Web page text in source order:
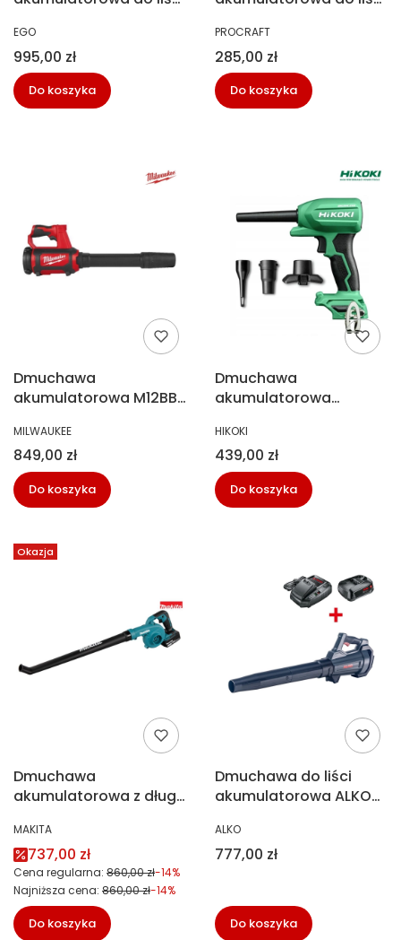
PRODUCENT
EGO
Cena
995,00 zł
Do koszyka
PRODUCENT
PROCRAFT
Cena
285,00 zł
Do koszyka
Dmuchawa
akumulatorowa M12BBL
PRODUCENT
MILWAUKEE
Cena
849,00 zł
Do koszyka
Dmuchawa
akumulatorowa
odsysania Hikoki
RA18DAW4Z
PRODUCENT
HIKOKI
Cena
439,00 zł
Do koszyka
Okazja
Dmuchawa
akumulatorowa z długą
Makita DUB186RT
PRODUCENT
MAKITA
Cena promocyjna
737,00 zł
Cena regularna: 860,00 zł-14%
Najniższa cena: 860,00 zł-14%
Do koszyka
Dmuchawa do liści
akumulatorowa ALKO
PRODUCENT
ALKO
Cena
777,00 zł
Do koszyka